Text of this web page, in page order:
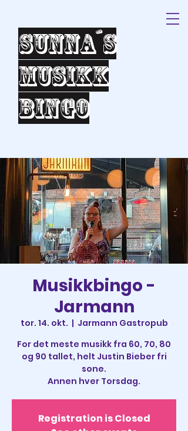
Sunna´s
Musikk
bingo
Musikkbingo -
Jarmann
tor. 14. okt.
  |
Jarmann Gastropub
For det meste musikk fra 60, 70, 80
og 90 tallet, helt Justin Bieber fri
sone.
Annen hver Torsdag.
Registration is Closed